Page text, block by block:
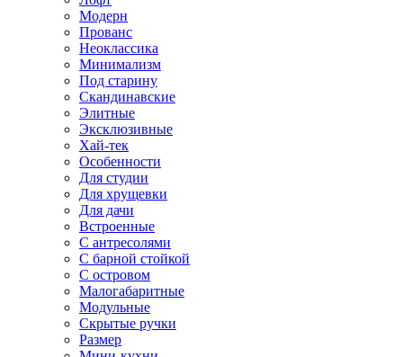
Модерн
Прованс
Неоклассика
Минимализм
Под старину
Скандинавские
Элитные
Эксклюзивные
Хай-тек
Особенности
Для студии
Для хрущевки
Для дачи
Встроенные
С антресолями
С барной стойкой
С островом
Малогабаритные
Модульные
Скрытые ручки
Размер